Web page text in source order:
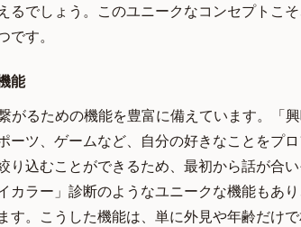
でしょう。このユニークなコンセプトこそ
す。
能
がるための機能を豊富に備えています。「
ーツ、ゲームなど、自分の好きなことをプ
り込むことができるため、最初から話が合
カラー」診断のようなユニークな機能もあ
。こうした機能は、単に外見や年齢だけで